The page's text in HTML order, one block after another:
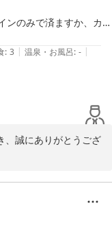
ンのみで済ますか、カー
: 3 | 温泉・お風呂: - |
、誠にありがとうござ
います。
すと、チェックイン
を進めることが可能